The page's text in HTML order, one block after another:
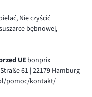
Nie czyścić
bębnowej,
UE bonprix
61 | 22179 Hamburg
pomoc/kontakt/